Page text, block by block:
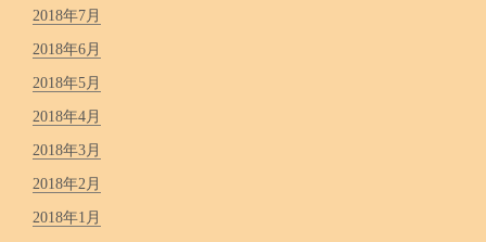
2018年7月
2018年6月
2018年5月
2018年4月
2018年3月
2018年2月
2018年1月